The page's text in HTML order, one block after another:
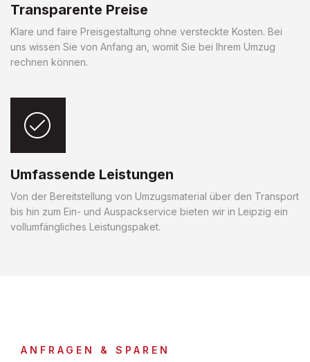
Transparente Preise
Klare und faire Preisgestaltung ohne versteckte Kosten. Bei
uns wissen Sie von Anfang an, womit Sie bei Ihrem Umzug
rechnen können.
Umfassende Leistungen
Von der Bereitstellung von Umzugsmaterial über den Transport
bis hin zum Ein- und Auspackservice bieten wir in Leipzig ein
vollumfängliches Leistungspaket.
ANFRAGEN & SPAREN